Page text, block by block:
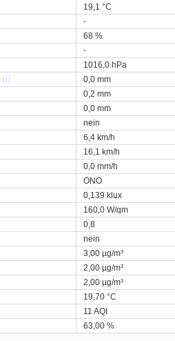
19,1 °C
-
68 %
-
1016,0 hPa
[i]
0,0 mm
0,2 mm
0,0 mm
nein
6,4 km/h
16,1 km/h
0,0 mm/h
ONO
0,139 klux
160,0 W/qm
0,8
nein
3,00 µg/m³
2,00 µg/m³
2,00 µg/m³
19,70 °C
11 AQI
63,00 %